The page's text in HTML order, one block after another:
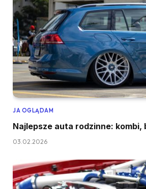
JA OGLĄDAM
Najlepsze auta rodzinne: kombi,
03.02.2026